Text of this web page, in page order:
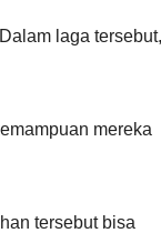
laga tersebut,
mereka
tersebut bisa